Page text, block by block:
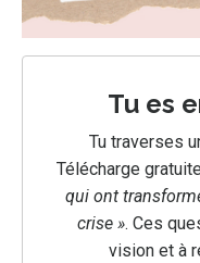
Tu es
Tu traverses
Télécharge
qui ont
crise ». Ces
vision et à